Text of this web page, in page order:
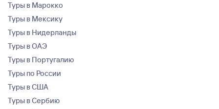
Туры в Марокко
Туры в Мексику
Туры в Нидерланды
Туры в ОАЭ
Туры в Португалию
Туры по России
Туры в США
Туры в Сербию